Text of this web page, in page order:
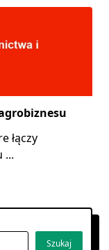
łączy
...
Szukaj